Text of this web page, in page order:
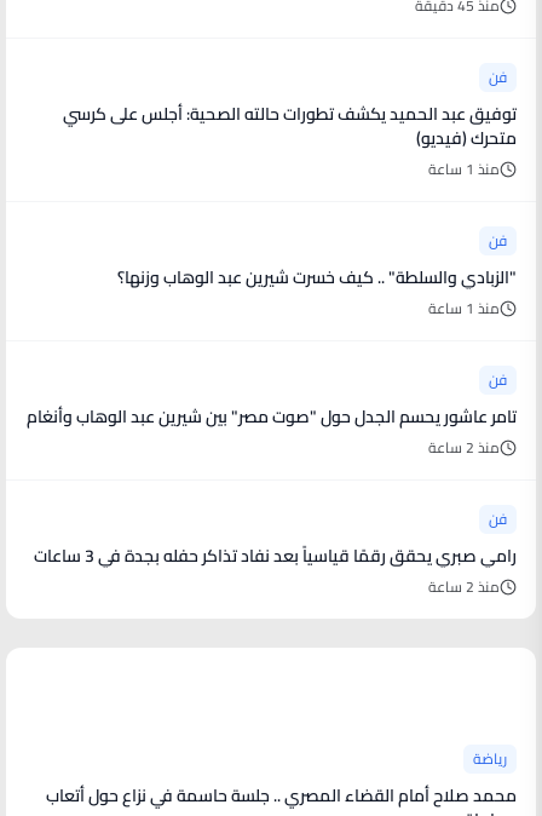
فن
توفيق عبد الحميد يكشف تطورات حالته الصحية: أجلس على كرسي
متحرك (فيديو)
منذ 1 ساعة
فن
"الزبادي والسلطة" .. كيف خسرت شيرين عبد الوهاب وزنها؟
منذ 1 ساعة
فن
تامر عاشور يحسم الجدل حول "صوت مصر" بين شيرين عبد الوهاب وأنغام
منذ 2 ساعة
فن
رامي صبري يحقق رقمًا قياسياً بعد نفاد تذاكر حفله بجدة في 3 ساعات
منذ 2 ساعة
رياضة
محمد صلاح أمام القضاء المصري .. جلسة حاسمة في نزاع حول أتعاب